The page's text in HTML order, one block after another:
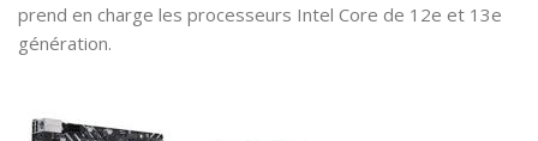
prend en charge les processeurs Intel Core de 12e et 13e
génération.